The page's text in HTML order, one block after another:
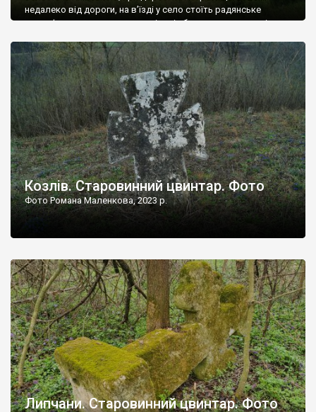
недалеко від дороги, на в’їзді у село стоїть радянське
рельєфне пано, яке показує жінку і яблуню, а трохи далі, десь
не видно, але видно дві стареньких колії у траві – […]
Козлів. Старовинний цвинтар. Фото
Фото Романа Маленкова, 2023 р.
Липчани. Старовинний цвинтар. Фото